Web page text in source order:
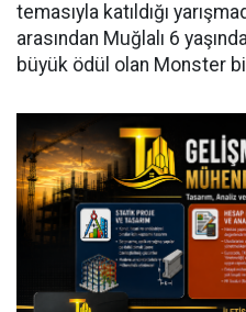
temasıyla katıldığı
arasından Muğlalı 6
büyük ödül olan Monster